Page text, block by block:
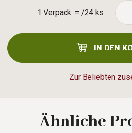
1 Verpack. = /24 ks
Zur Beliebten
IN DEN
Ähnliche